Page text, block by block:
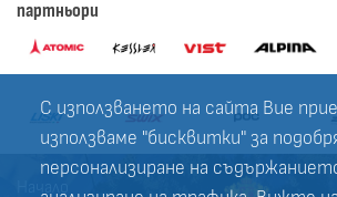
С използването на сайта Вие
използваме "бисквитки" за
персонализиране на
партньори